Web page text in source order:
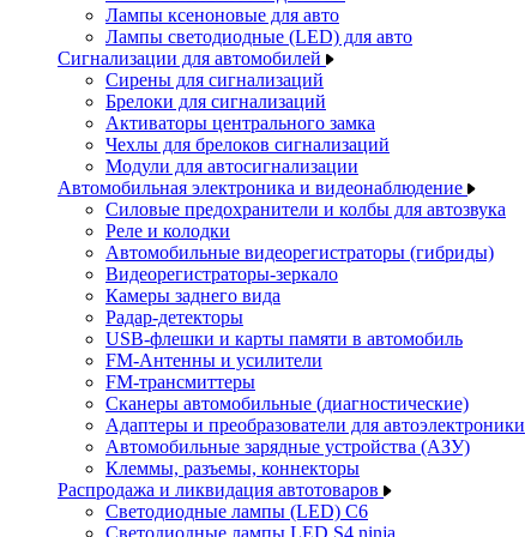
Лампы ксеноновые для авто
Лампы светодиодные (LED) для авто
Сигнализации для автомобилей
Сирены для сигнализаций
Брелоки для сигнализаций
Активаторы центрального замка
Чехлы для брелоков сигнализаций
Модули для автосигнализации
Автомобильная электроника и видеонаблюдение
Силовые предохранители и колбы для автозвука
Реле и колодки
Автомобильные видеорегистраторы (гибриды)
Видеорегистраторы-зеркало
Камеры заднего вида
Радар-детекторы
USB-флешки и карты памяти в автомобиль
FM-Антенны и усилители
FM-трансмиттеры
Сканеры автомобильные (диагностические)
Адаптеры и преобразователи для автоэлектроники
Автомобильные зарядные устройства (АЗУ)
Клеммы, разъемы, коннекторы
Распродажа и ликвидация автотоваров
Светодиодные лампы (LED) C6
Светодиодные лампы LED S4 ninja